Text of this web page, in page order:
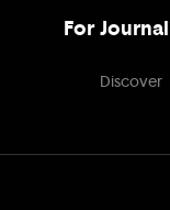
For
Discover